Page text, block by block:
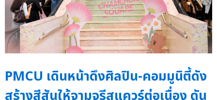
PMCU เดินหน้าดึงศิลปิน-คอมมูนิตี้ดัง
สร้างสีสันให้จามจุรีสแควร์ต่อเนื่อง ดัน